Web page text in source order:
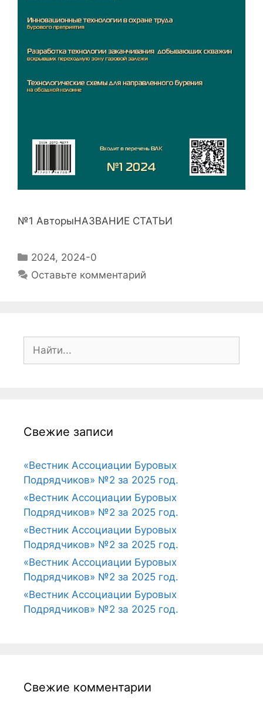
№1 АвторыНАЗВАНИЕ СТАТЬИ
2024, 2024-0
Оставьте комментарий
Свежие записи
«Вестник Ассоциации Буровых
Подрядчиков» №2 за 2025 год.
«Вестник Ассоциации Буровых
Подрядчиков» №2 за 2025 год.
«Вестник Ассоциации Буровых
Подрядчиков» №2 за 2025 год.
«Вестник Ассоциации Буровых
Подрядчиков» №2 за 2025 год.
«Вестник Ассоциации Буровых
Подрядчиков» №2 за 2025 год.
Свежие комментарии